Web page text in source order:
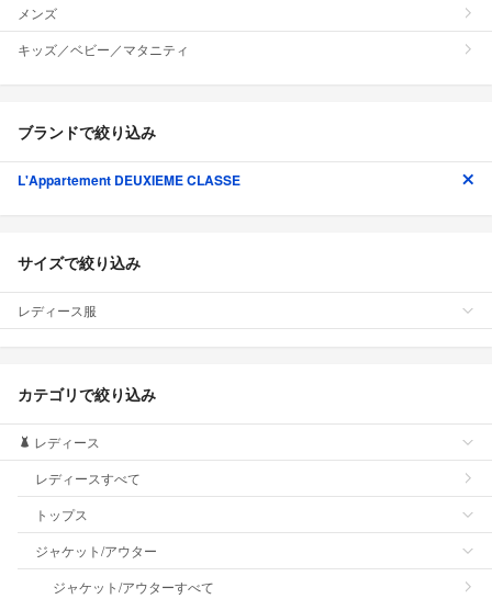
メンズ
キッズ／ベビー／マタニティ
ブランドで絞り込み
L'Appartement DEUXIEME CLASSE
サイズで絞り込み
レディース服
カテゴリで絞り込み
レディース
レディースすべて
トップス
ジャケット/アウター
ジャケット/アウターすべて